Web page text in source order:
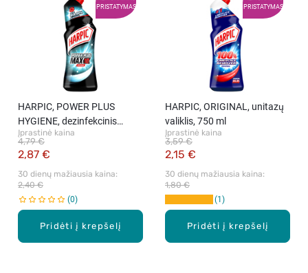
PRISTATYMAS
Pridėti į krepšelį
HARPIC, POWER PLUS
HYGIENE, dezinfekcinis
unitazų valiklis, 750 ml
Įprastinė kaina
2,87 €
4,79 €
30 dienų mažiausia kaina:
2,40 €
0
PRISTATYMAS
Pridėti į krepšelį
HARPIC, ORIGINAL, unitazų
valiklis, 750 ml
Įprastinė kaina
2,15 €
3,59 €
30 dienų mažiausia kaina:
1,80 €
1